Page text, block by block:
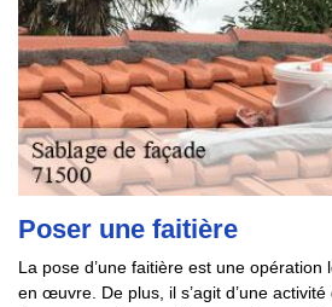
Poser une faitière
La pose d’une faitière est une opération
en œuvre. De plus, il s’agit d’une